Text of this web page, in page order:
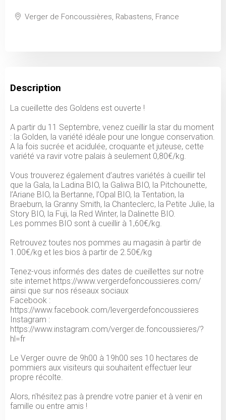
Verger de Foncoussières, Rabastens, France
Description
La cueillette des Goldens est ouverte !
A partir du 11 Septembre, venez cueillir la star du moment
: la Golden, la variété idéale pour une longue conservation.
A la fois sucrée et acidulée, croquante et juteuse, cette
variété va ravir votre palais à seulement 0,80€/kg.
Vous trouverez également d’autres variétés à cueillir tel
que la Gala, la Ladina BIO, la Galiwa BIO, la Pitchounette,
l’Ariane BIO, la Bertanne, l’Opal BIO, la Tentation, la
Braeburn, la Granny Smith, la Chanteclerc, la Petite Julie, la
Story BIO, la Fuji, la Red Winter, la Dalinette BIO.
Les pommes BIO sont à cueillir à 1,60€/kg.
Retrouvez toutes nos pommes au magasin à partir de
1.00€/kg et les bios à partir de 2.50€/kg
Tenez-vous informés des dates de cueillettes sur notre
site internet https://www.vergerdefoncoussieres.com/
ainsi que sur nos réseaux sociaux
Facebook :
https://www.facebook.com/levergerdefoncoussieres
Instagram :
https://www.instagram.com/verger.de.foncoussieres/?
hl=fr
Le Verger ouvre de 9h00 à 19h00 ses 10 hectares de
pommiers aux visiteurs qui souhaitent effectuer leur
propre récolte.
Alors, n'hésitez pas à prendre votre panier et à venir en
famille ou entre amis !